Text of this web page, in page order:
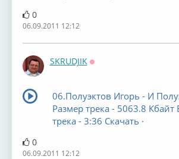
0
06.09.2011 12:12
SKRUDJIK
06.Полуэктов Игорь - И
Размер трека - 5063.8
трека - 3:36 Скачать ·
0
06.09.2011 12:12